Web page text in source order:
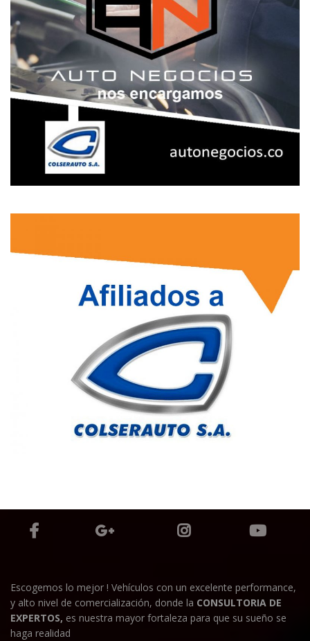
Escogemos lo mejor ! Vehículos con un excelente performance,
y alto nivel de comercialización, donde la CONSULTORIA DE
EXPERTOS, es nuestra mayor fortaleza para que su sueño se
haga realidad